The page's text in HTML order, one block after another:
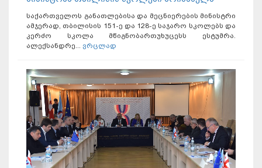
საქართველოს განათლებისა და მეცნიერების მინისტრი
ამჯერად, თბილისის 151-ე და 128-ე საჯარო სკოლებს და
კერძო სკოლა მწიგნობართუხუცესს ესტუმრა.
ალექსანდრე... ვრცლად